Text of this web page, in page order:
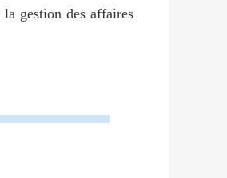
gestion des affaires